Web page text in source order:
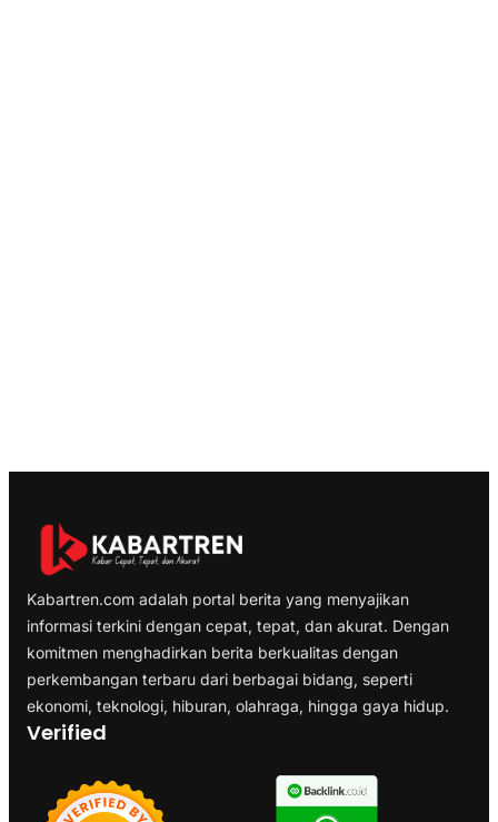
Kabartren.com adalah portal berita yang menyajikan
informasi terkini dengan cepat, tepat, dan akurat. Dengan
komitmen menghadirkan berita berkualitas dengan
perkembangan terbaru dari berbagai bidang, seperti
ekonomi, teknologi, hiburan, olahraga, hingga gaya hidup.
Verified